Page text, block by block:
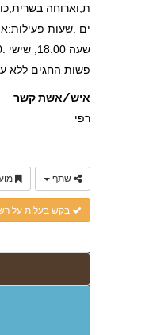
ת,וארוחה
פשות החגים ללא
איש/אשת קשר
רפי
שתף
בקש בעלות על